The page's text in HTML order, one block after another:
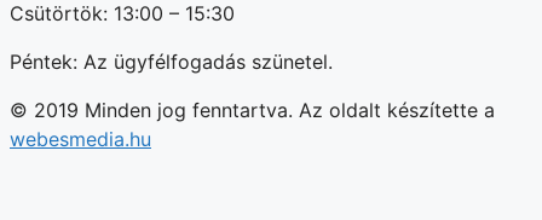
Csütörtök: 13:00 – 15:30
Péntek: Az ügyfélfogadás szünetel.
© 2019 Minden jog fenntartva. Az oldalt készítette a
webesmedia.hu